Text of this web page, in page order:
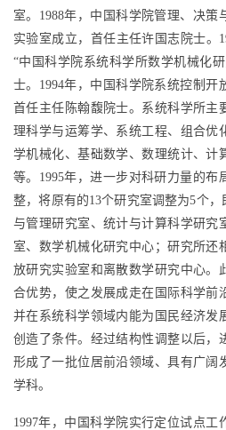
室。1988年，中国科学院管理、决策
实验室成立，首任主任许国志院士。
“中国科学院系统科学所数学机械化
士。1994年，中国科学院系统控制开
首任主任陈翰馥院士。系统科学所主
理科学与运筹学、系统工程、组合优
学机械化、基础数学、数理统计、计
等。1995年，进一步对科研力量的布
整，将原有的13个研究室调整为5个
与管理研究室、统计与计算科学研究
室、数学机械化研究中心；研究所还
放研究实验室和离散数学研究中心。
合优势，使之发展成走在国际科学前
并在系统科学领域内能为国民经济发
创造了条件。经过结构性调整以后，
形成了一批位居前沿领域、具有广阔
学科。
1997年，中国科学院实行定位试点